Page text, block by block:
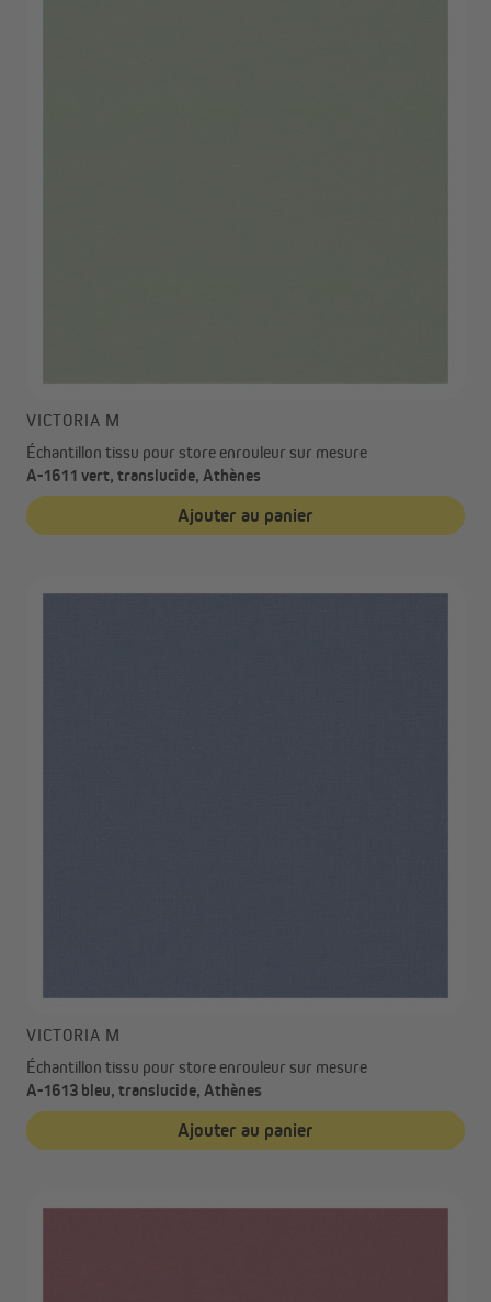
VICTORIA M
Échantillon tissu pour store enrouleur sur mesure
A-1611 vert, translucide, Athènes
Ajouter au panier
VICTORIA M
Échantillon tissu pour store enrouleur sur mesure
A-1613 bleu, translucide, Athènes
Ajouter au panier